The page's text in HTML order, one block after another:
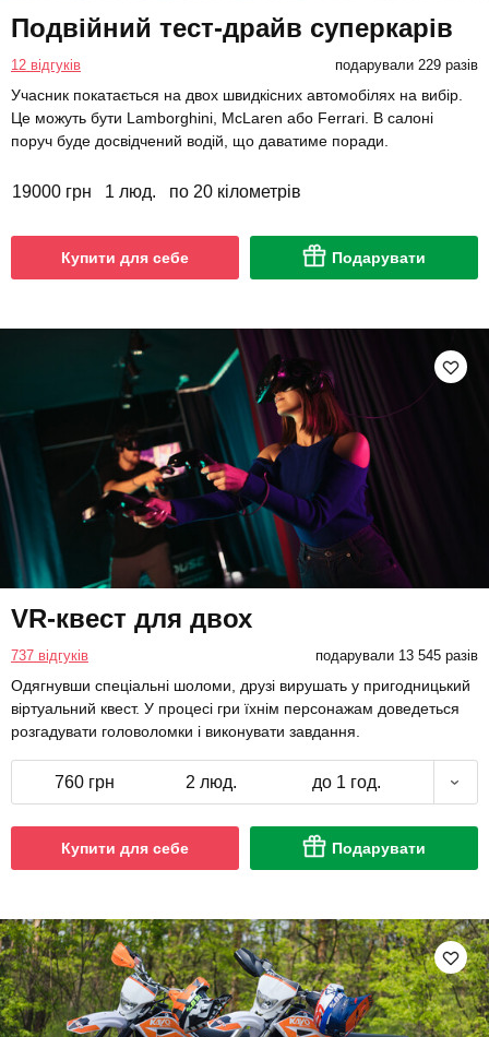
Подвійний тест-драйв суперкарів
12 відгуків подарували 229 разів
Учасник покатається на двох швидкісних автомобілях на вибір.
Це можуть бути Lamborghini, McLaren або Ferrari. В салоні
поруч буде досвідчений водій, що даватиме поради.
19000 грн 1 люд. по 20 кілометрів
Купити для себе Подарувати
VR-квест для двох
737 відгуків подарували 13 545 разів
Одягнувши спеціальні шоломи, друзі вирушать у пригодницький
віртуальний квест. У процесі гри їхнім персонажам доведеться
розгадувати головоломки і виконувати завдання.
760 грн 2 люд. до 1 год.
Купити для себе Подарувати